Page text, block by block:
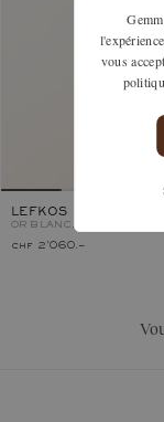
LEFKOS
OR BLANC, SAPHIR
chf 2'060.–
vous